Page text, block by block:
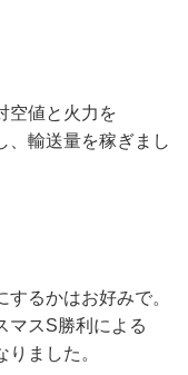
空値と火力を
、輸送量を稼ぎまし
るかはお好みで。
マスS勝利による
ました。